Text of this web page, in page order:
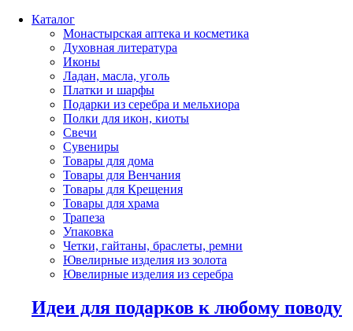
Каталог
Монастырская аптека и косметика
Духовная литература
Иконы
Ладан, масла, уголь
Платки и шарфы
Подарки из серебра и мельхиора
Полки для икон, киоты
Свечи
Сувениры
Товары для дома
Товары для Венчания
Товары для Крещения
Товары для храма
Трапеза
Упаковка
Четки, гайтаны, браслеты, ремни
Ювелирные изделия из золота
Ювелирные изделия из серебра
Идеи для подарков к любому поводу